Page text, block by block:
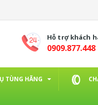
Hỗ trợ khách
0909.877.448
TÙNG HÃNG